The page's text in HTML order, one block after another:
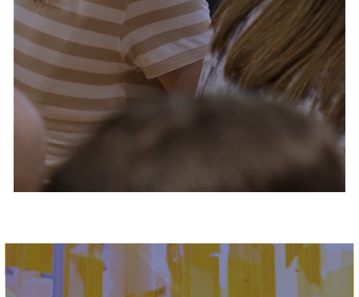
Servizi e accessibilità
Contatti
FAQ
Biglietti
Immagine